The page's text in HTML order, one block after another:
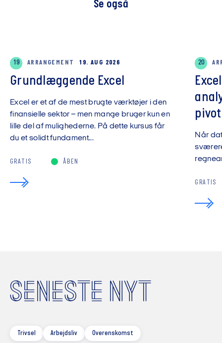
Se også
19 ARRANGEMENT 19. AUG 2026
Grundlæggende Excel
Excel er et af de mest brugte værktøjer i den
finansielle sektor – men mange bruger kun en
lille del af mulighederne. På dette kursus får
du et solidt fundament...
GRATIS ÅBEN
20
Når
GRATIS
SENESTE NYT
Trivsel Arbejdsliv Overenskomst